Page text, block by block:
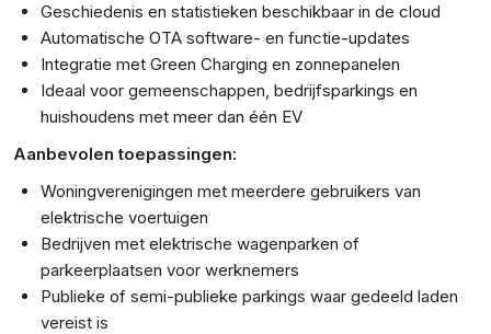
Geschiedenis en statistieken beschikbaar in de cloud
Automatische OTA software- en functie-updates
Integratie met Green Charging en zonnepanelen
Ideaal voor gemeenschappen, bedrijfsparkings en
huishoudens met meer dan één EV
Aanbevolen toepassingen:
Woningverenigingen met meerdere gebruikers van
elektrische voertuigen
Bedrijven met elektrische wagenparken of
parkeerplaatsen voor werknemers
Publieke of semi-publieke parkings waar gedeeld laden
vereist is